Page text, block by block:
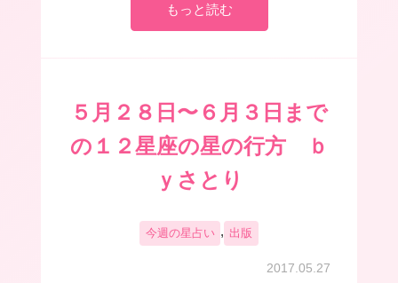
もっと読む
５月２８日〜６月３日まで
の１２星座の星の行方 ｂ
ｙさとり
今週の星占い , 出版
2017.05.27